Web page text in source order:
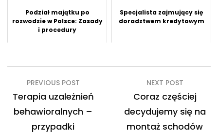
Podział majątku po
rozwodzie w Polsce: Zasady
i procedury
Specjalista zajmujący się
doradztwem kredytowym
Nawigacja
wpisu
PREVIOUS POST
Terapia uzależnień
behawioralnych –
przypadki
NEXT POST
Coraz częściej
decydujemy się na
montaż schodów